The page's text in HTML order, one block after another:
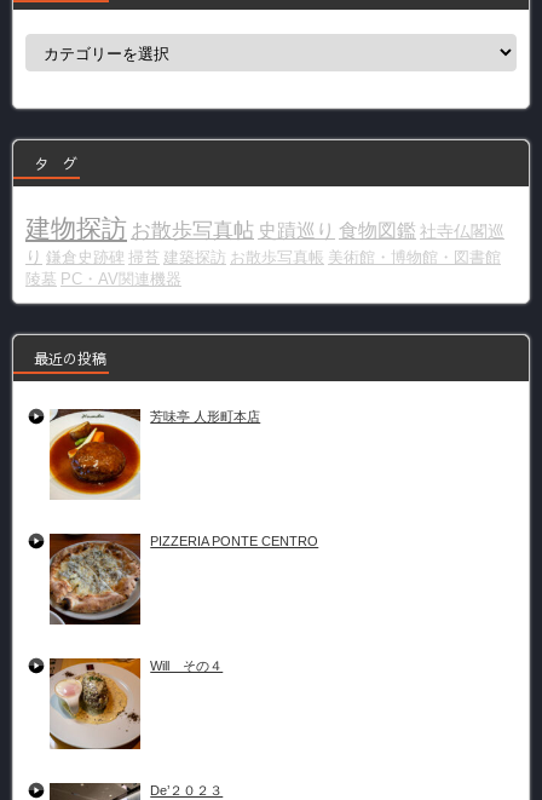
カ
ー
タ グ
建物探訪 お散歩写真帖 史蹟巡り 食物図鑑 社寺仏閣巡
り 鎌倉史跡碑 掃苔 建築探訪 お散歩写真帳 美術館・博物館・図書館
陵墓 PC・AV関連機器
最近の投稿
芳味亭 人形町本店
PIZZERIA PONTE CENTRO
Will その４
De’２０２３